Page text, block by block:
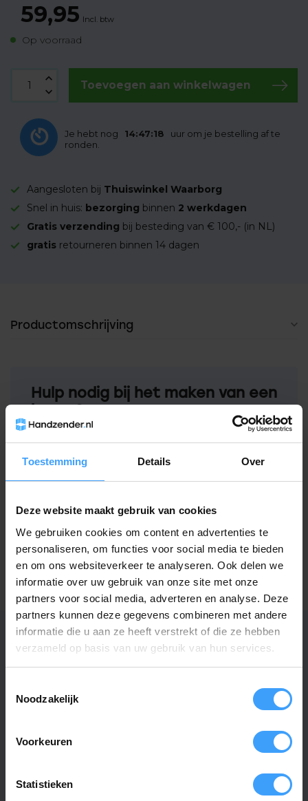
Toestemming Details Over
Deze website maakt gebruik van cookies
We gebruiken cookies om content en advertenties te
personaliseren, om functies voor social media te bieden
en om ons websiteverkeer te analyseren. Ook delen we
informatie over uw gebruik van onze site met onze
partners voor social media, adverteren en analyse. Deze
partners kunnen deze gegevens combineren met andere
informatie die u aan ze heeft verstrekt of die ze hebben
verzameld op basis van uw gebruik van hun services.
Noodzakelijk
Voorkeuren
Statistieken
59,95 Incl. btw
Op voorraad
Toevoegen aan winkelwagen
Je hebt nog 14:47:17
uur om je bestelling af te
ronden.
Aangesloten bij Thuiswinkel Waarborg
Snel in huis: bezorging binnen 2 werkdagen
Gratis verzending bij besteding van € 100,- (in NL)
gratis retourneren binnen 14 dagen
Productomschrijving
Hulp nodig bij het maken van een
keuze?
Neem contact op met een van onze
Gerelateerde producten
TypeError: Failed to fetch
https://www.handzender.nl/sommer/
Specificaties
EAN Code